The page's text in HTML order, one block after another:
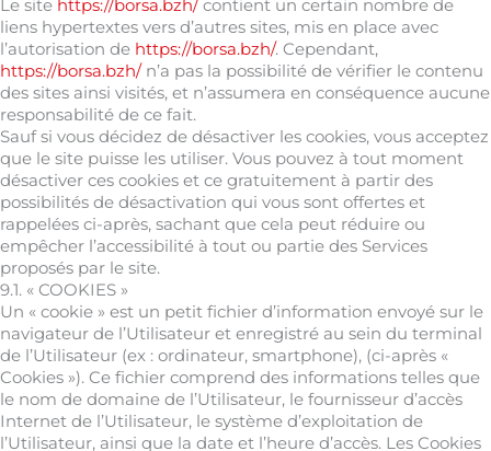
Le site https://borsa.bzh/contient un certain nombre de
liens hypertextes vers d’autres sites, mis en place avec
l’autorisation de https://borsa.bzh/. Cependant,
https://borsa.bzh/n’a pas la possibilité de vérifier le contenu
des sites ainsi visités, et n’assumera en conséquence aucune
responsabilité de ce fait.
Sauf si vous décidez de désactiver les cookies, vous acceptez
que le site puisse les utiliser. Vous pouvez à tout moment
désactiver ces cookies et ce gratuitement à partir des
possibilités de désactivation qui vous sont offertes et
rappelées ci-après, sachant que cela peut réduire ou
empêcher l’accessibilité à tout ou partie des Services
proposés par le site.
9.1. « COOKIES »
Un « cookie » est un petit fichier d’information envoyé sur le
navigateur de l’Utilisateur et enregistré au sein du terminal
de l’Utilisateur (ex : ordinateur, smartphone), (ci-après «
Cookies »). Ce fichier comprend des informations telles que
le nom de domaine de l’Utilisateur, le fournisseur d’accès
Internet de l’Utilisateur, le système d’exploitation de
l’Utilisateur, ainsi que la date et l’heure d’accès. Les Cookies